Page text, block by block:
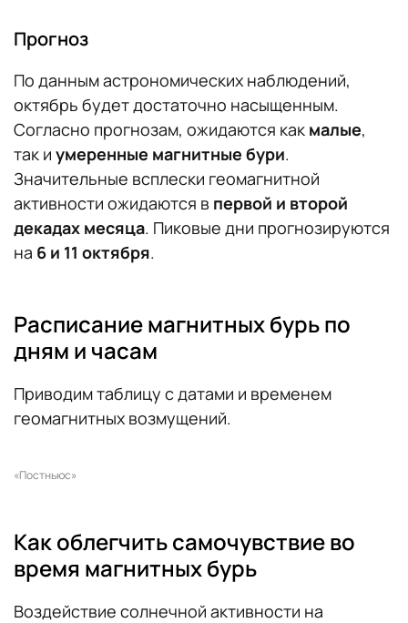
Прогноз
По данным астрономических наблюдений,
октябрь будет достаточно насыщенным.
Согласно прогнозам, ожидаются как малые,
так и умеренные магнитные бури.
Значительные всплески геомагнитной
активности ожидаются в первой и второй
декадах месяца. Пиковые дни прогнозируются
на 6 и 11 октября.
Расписание магнитных бурь по
дням и часам
Приводим таблицу с датами и временем
геомагнитных возмущений.
«Постньюс»
Как облегчить самочувствие во
время магнитных бурь
Воздействие солнечной активности на